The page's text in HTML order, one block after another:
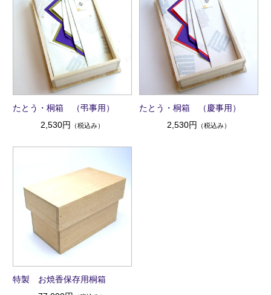
たとう・桐箱 （弔事用）
2,530円
（税込み）
たとう・桐箱 （慶事用）
2,530円
（税込み）
特製 お焼香保存用桐箱